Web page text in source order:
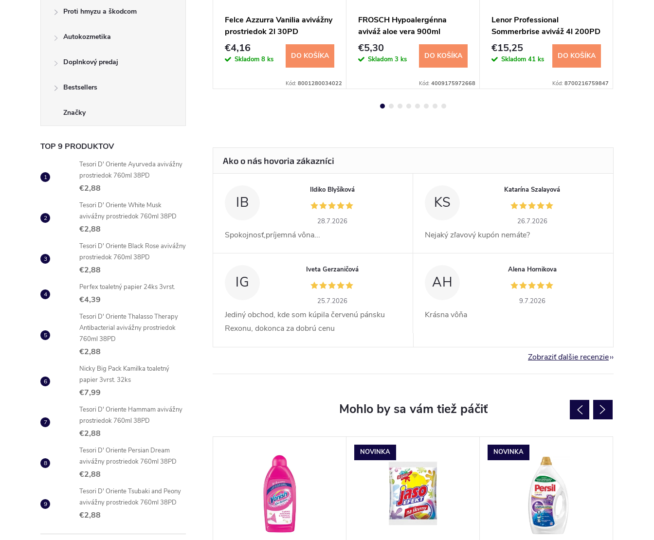
Proti hmyzu a škodcom
Autokozmetika
Doplnkový predaj
Bestsellers
Značky
TOP 9 PRODUKTOV
Tesori D' Oriente Ayurveda avivážny
prostriedok 760ml 38PD
€2,88
Tesori D' Oriente White Musk
avivážny prostriedok 760ml 38PD
€2,88
Tesori D' Oriente Black Rose avivážny
prostriedok 760ml 38PD
€2,88
Perfex toaletný papier 24ks 3vrst.
€4,39
Tesori D' Oriente Thalasso Therapy
Antibacterial avivážny prostriedok
760ml 38PD
€2,88
Nicky Big Pack Kamilka toaletný
papier 3vrst. 32ks
€7,99
Tesori D' Oriente Hammam avivážny
prostriedok 760ml 38PD
€2,88
Tesori D' Oriente Persian Dream
avivážny prostriedok 760ml 38PD
€2,88
Tesori D' Oriente Tsubaki and Peony
avivážny prostriedok 760ml 38PD
€2,88
8700216760294
1l 34PD
Skladom
Felce Azzurra Vanilia avivážny
prostriedok 2l 30PD
€4,16
Skladom 8 ks DO KOŠÍKA
Kód: 8001280034022
FROSCH Hypoalergénna
aviváž aloe vera 900ml
€5,30
Skladom 3 ks DO KOŠÍKA
Kód: 4009175972668
Lenor Professional
Sommerbrise aviváž 4l 200PD
€15,25
Skladom 41 ks DO KOŠÍKA
Kód: 8700216759847
NOVINKA –36 % NOVINKA NOVINKA
IB
Ildiko Blyšíková
28.7.2026
Spokojnosť,príjemná vôna...
KS
Katarína Szalayová
26.7.2026
Nejaký zľavový kupón nemáte?
IG
Iveta Gerzaničová
25.7.2026
Jediný obchod, kde som kúpila červenú pánsku
Rexonu, dokonca za dobrú cenu
AH
Alena Hornikova
9.7.2026
Krásna vôňa
Zobraziť ďalšie recenzie